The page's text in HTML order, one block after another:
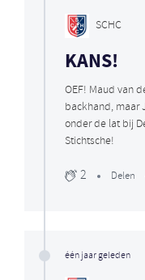
SCHC
KANS!
OEF! Maud van
backhand, maar
onder de lat bij
Stichtsche!
2 Delen
één jaar geleden